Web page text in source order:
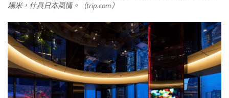
塌米，什具日本風情。（trip.com）